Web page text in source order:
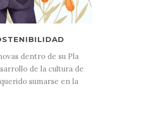
dentro de su Pla
de la cultura de
sumarse en la